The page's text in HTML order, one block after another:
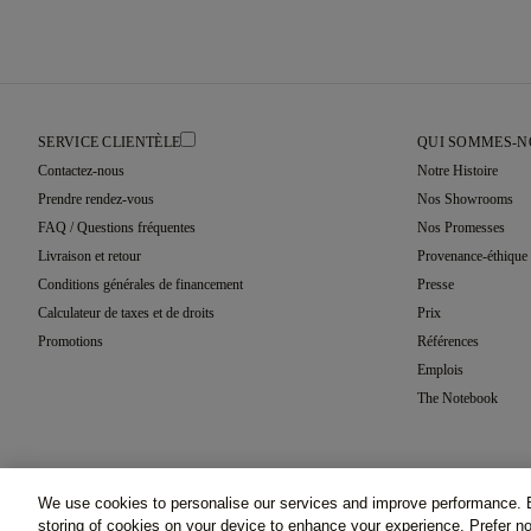
SERVICE CLIENTÈLE
Contactez-nous
Prendre rendez-vous
FAQ / Questions fréquentes
Livraison et retour
Conditions générales de financement
Calculateur de taxes et de droits
Promotions
QUI SOMMES-
Notre Histoire
Nos Showrooms
Nos Promesses
Provenance-éthique
Presse
Prix
Références
Emplois
The Notebook
©2026 77 Diamonds GmbH - Schumannstraße 27. 60325
We use cookies to personalise our services and improve
storing of cookies on your device to enhance your experience. Prefer